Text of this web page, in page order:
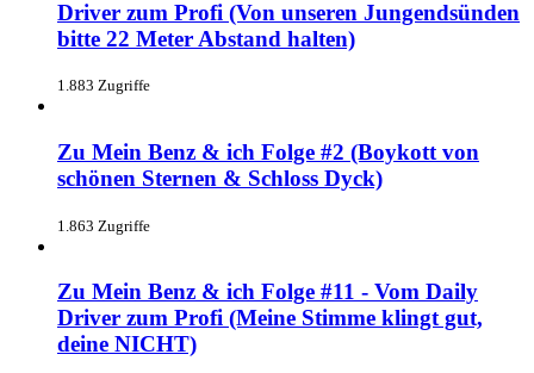
Driver zum Profi (Von unseren Jungendsünden
bitte 22 Meter Abstand halten)
1.883 Zugriffe
Zu Mein Benz & ich Folge #2 (Boykott von
schönen Sternen & Schloss Dyck)
1.863 Zugriffe
Zu Mein Benz & ich Folge #11 - Vom Daily
Driver zum Profi (Meine Stimme klingt gut,
deine NICHT)